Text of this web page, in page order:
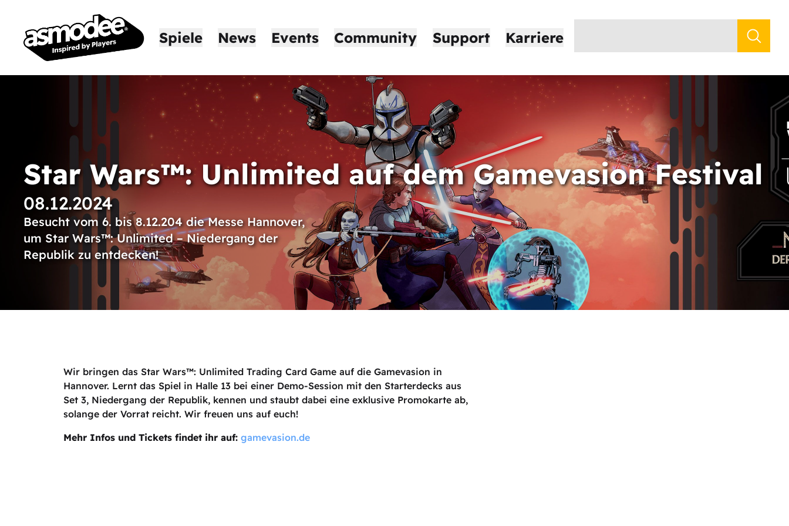
Spiele News Events Community Support Karriere
Star Wars™: Unlimited auf dem Gamevasion Festival
08.12.2024
Besucht vom 6. bis 8.12.204 die Messe Hannover,
um Star Wars™: Unlimited – Niedergang der
Republik zu entdecken!
Wir bringen das Star Wars™: Unlimited Trading Card Game auf die Gamevasion in
Hannover. Lernt das Spiel in Halle 13 bei einer Demo-Session mit den Starterdecks aus
Set 3, Niedergang der Republik, kennen und staubt dabei eine exklusive Promokarte ab,
solange der Vorrat reicht. Wir freuen uns auf euch!
Mehr Infos und Tickets findet ihr auf: gamevasion.de